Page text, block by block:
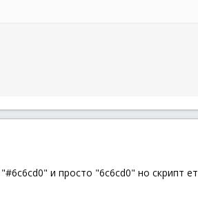
и просто "6c6cd0" но скрипт